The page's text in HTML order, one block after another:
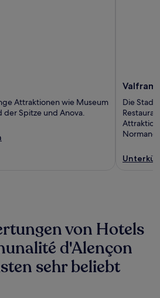
Attraktionen wie Museum
der Spitze und Anova.
Die Stadt
von Hotels
d'Alençon
sehr beliebt